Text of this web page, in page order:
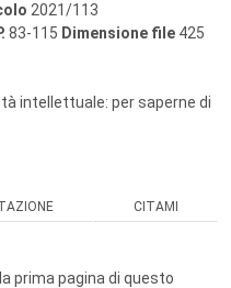
2021/113
83-115 Dimensione file 425
intellettuale: per saperne di
CITAMI
prima pagina di questo